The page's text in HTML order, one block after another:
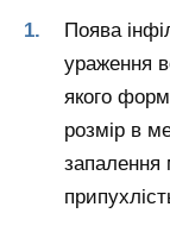
Поява
ураження
якого
розмір в
запалення